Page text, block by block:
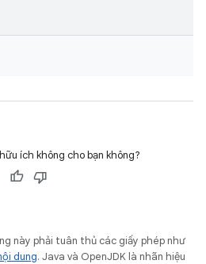
ích không cho bạn không?
này phải tuân thủ các giấy phép như
dung. Java và OpenJDK là nhãn hiệu